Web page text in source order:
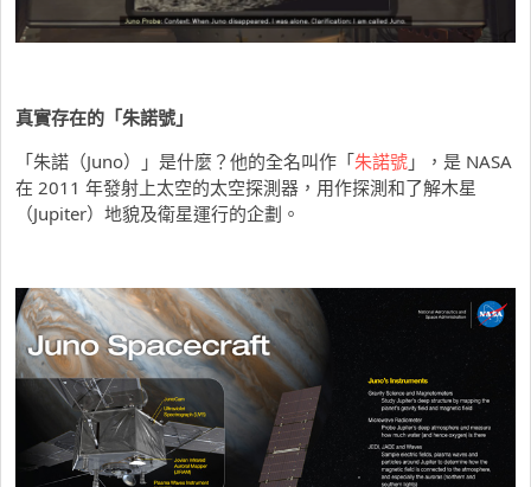
真實存在的「朱諾號」
「朱諾（Juno）」是什麼？他的全名叫作「朱諾號 」，是 NASA
在 2011 年發射上太空的太空探測器，用作探測和了解木星
（Jupiter）地貌及衛星運行的企劃。